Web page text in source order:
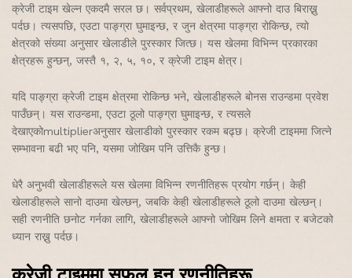
क्रेजी टाइम खेल्न एकदमै सरल छ। सर्वप्रथम, खेलाडीहरूले आफ्नो दाउ बिराख्नु
पर्दछ। त्यसपछि, एउटा पाङ्ग्रा घुमाइन्छ, र जुन क्षेत्रमा पाङ्ग्रा रोकिन्छ, त्यो
क्षेत्रको संख्या अनुसार खेलाडीले पुरस्कार जित्छ। यस खेलमा विभिन्न प्रकारका
क्षेत्रहरू हुन्छन्, जस्तै १, २, ५, १०, र क्रेजी टाइम क्षेत्र।
यदि पाङ्ग्रा क्रेजी टाइम क्षेत्रमा रोकिन्छ भने, खेलाडीहरूले बोनस राउन्डमा प्रवेश
पाउँछन्। यस राउन्डमा, एउटा ठूलो पाङ्ग्रा घुमाइन्छ, र त्यसले
देखाएकोmultiplierअनुसार खेलाडीको पुरस्कार रकम बढ्छ। क्रेजी टाइममा जित्ने
सम्भावना बढी भए पनि, यसमा जोखिम पनि उत्तिकै हुन्छ।
धेरै अनुभवी खेलाडीहरूले यस खेलमा विभिन्न रणनीतिहरू प्रयोग गर्छन्। केही
खेलाडीहरूले सानो दाउमा खेल्छन्, जबकि केही खेलाडीहरूले ठूलो दाउमा खेल्छन्।
सही रणनीति छनोट गर्नका लागि, खेलाडीहरूले आफ्नो जोखिम लिने क्षमता र बजेटको
ध्यान राख्नु पर्दछ।